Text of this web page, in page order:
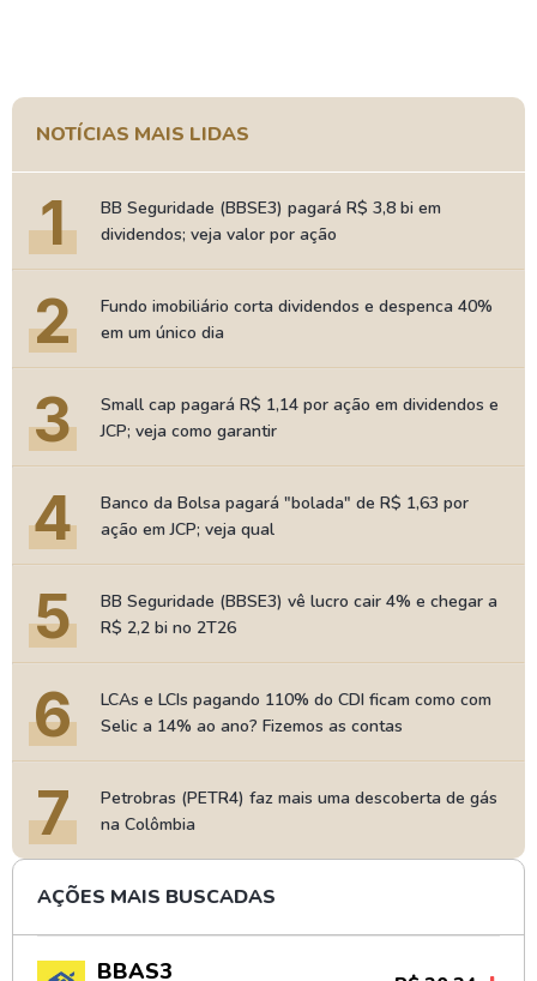
NOTÍCIAS MAIS LIDAS
1
BB Seguridade (BBSE3) pagará R$ 3,8 bi em
dividendos; veja valor por ação
2
Fundo imobiliário corta dividendos e despenca 40%
em um único dia
3
Small cap pagará R$ 1,14 por ação em dividendos e
JCP; veja como garantir
4
Banco da Bolsa pagará "bolada" de R$ 1,63 por
ação em JCP; veja qual
5
BB Seguridade (BBSE3) vê lucro cair 4% e chegar a
R$ 2,2 bi no 2T26
6
LCAs e LCIs pagando 110% do CDI ficam como com
Selic a 14% ao ano? Fizemos as contas
7
Petrobras (PETR4) faz mais uma descoberta de gás
na Colômbia
AÇÕES MAIS BUSCADAS
BBAS3